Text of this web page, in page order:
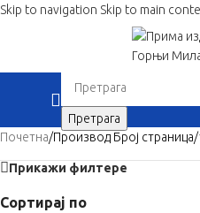
Skip to navigation Skip to main
Претрага
Почетна/Производ Број страница/
Прикажи филтере
Сортирај по